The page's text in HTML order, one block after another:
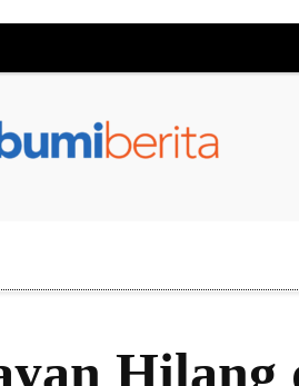
Hilang